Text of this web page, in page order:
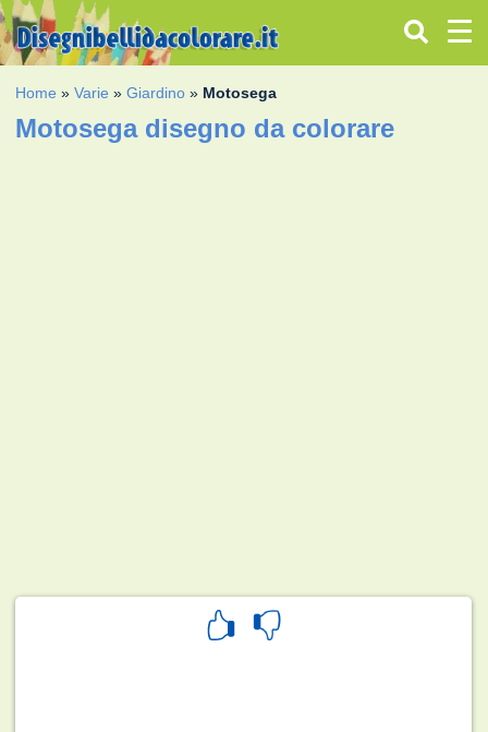
Home »Varie »Giardino » Motosega
Motosega disegno da colorare